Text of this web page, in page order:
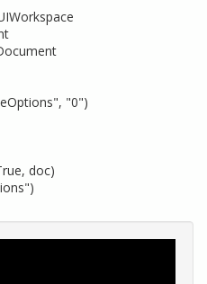
"0")
doc)